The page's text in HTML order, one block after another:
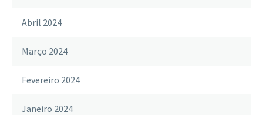
Abril 2024
Março 2024
Fevereiro 2024
Janeiro 2024